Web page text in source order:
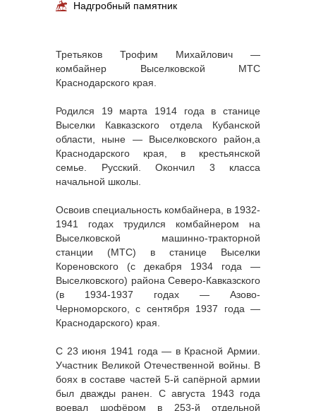
Надгробный памятник
Третьяков Трофим Михайлович —
комбайнер Выселковской МТС
Краснодарского края.
Родился 19 марта 1914 года в станице
Выселки Кавказского отдела Кубанской
области, ныне — Выселковского район,а
Краснодарского края, в крестьянской
семье. Русский. Окончил 3 класса
начальной школы.
Освоив специальность комбайнера, в 1932-
1941 годах трудился комбайнером на
Выселковской машинно-тракторной
станции (МТС) в станице Выселки
Кореновского (с декабря 1934 года —
Выселковского) района Северо-Кавказского
(в 1934-1937 годах — Азово-
Черноморского, с сентября 1937 года —
Краснодарского) края.
С 23 июня 1941 года — в Красной Армии.
Участник Великой Отечественной войны. В
боях в составе частей 5-й сапёрной армии
был дважды ранен. С августа 1943 года
воевал шофёром в 253-й отдельной